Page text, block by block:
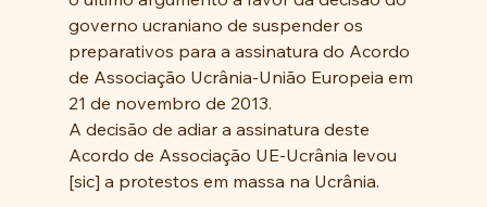
governo ucraniano de suspender os
preparativos para a assinatura do Acordo
de Associação Ucrânia-União Europeia em
21 de novembro de 2013.
A decisão de adiar a assinatura deste
Acordo de Associação UE-Ucrânia levou
[sic] a protestos em massa na Ucrânia.